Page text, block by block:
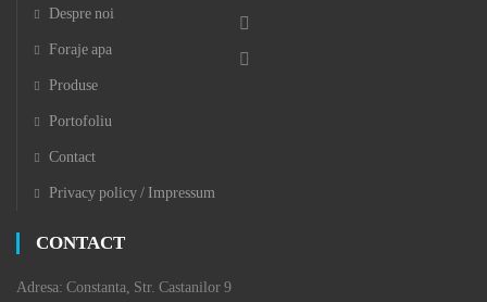
Despre noi
Foraje apa
Produse
Portofoliu
Contact
Privacy policy / Impressum
CONTACT
Adresa: Constanta, Str. Castanilor 9